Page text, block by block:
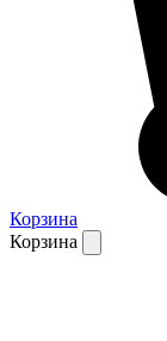
Корзина
Корзина